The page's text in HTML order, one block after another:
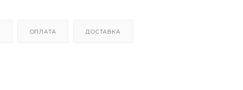
ОПЛАТА ДОСТАВКА